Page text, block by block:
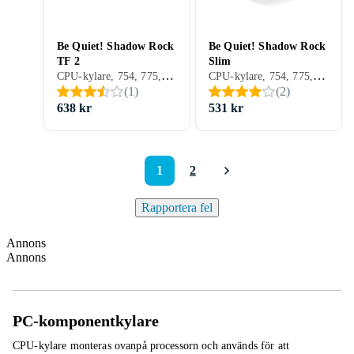
Be Quiet! Shadow Rock
TF 2
CPU-kylare, 754, 775, 939, 940, AM2/AM3, 1366, 1156, 1155, 2011, AM2+, AM3+, FM1, FM2, 1150, FM2+, 1151, 2011-3, AM4, 2066, Aktiv kylning (fläkt)
(1)
638 kr
Be Quiet! Shadow Rock
Slim
CPU-kylare, 754, 775, 939, 940, AM2/AM3, 1366, 1156, 1155, 2011, AM2+, AM3+, FM1, FM2, 1150, FM2+, 1151, 2011-3, 2066, 1700, AM5, Aktiv kylning (fläkt)
(2)
531 kr
1 2
Rapportera fel
Annons
Annons
PC-komponentkylare
CPU-kylare monteras ovanpå processorn och används för att